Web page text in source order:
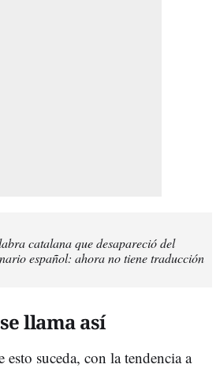
catalana que desapareció del
español: ahora no tiene traducción
llama así
esto suceda, con la tendencia a